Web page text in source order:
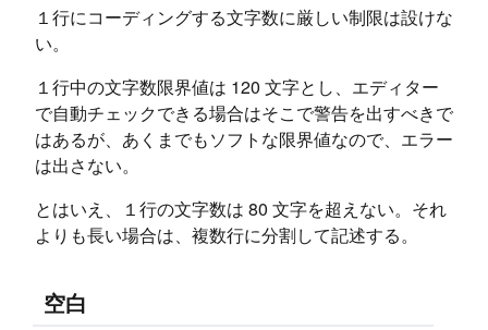
１行にコーディングする文字数に厳しい制限は設けな
い。
１行中の文字数限界値は 120 文字とし、エディター
で自動チェックできる場合はそこで警告を出すべきで
はあるが、あくまでもソフトな限界値なので、エラー
は出さない。
とはいえ、１行の文字数は 80 文字を超えない。それ
よりも長い場合は、複数行に分割して記述する。
空白